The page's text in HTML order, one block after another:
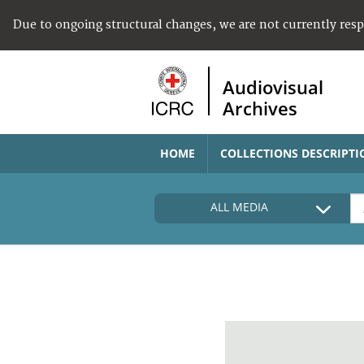
Due to ongoing structural changes, we are not currently
Audiovisual
Archives
HOME COLLECTIONS
ALL MEDIA